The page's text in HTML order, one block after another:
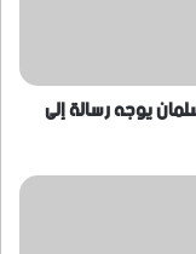
يوجه رسالة إلى